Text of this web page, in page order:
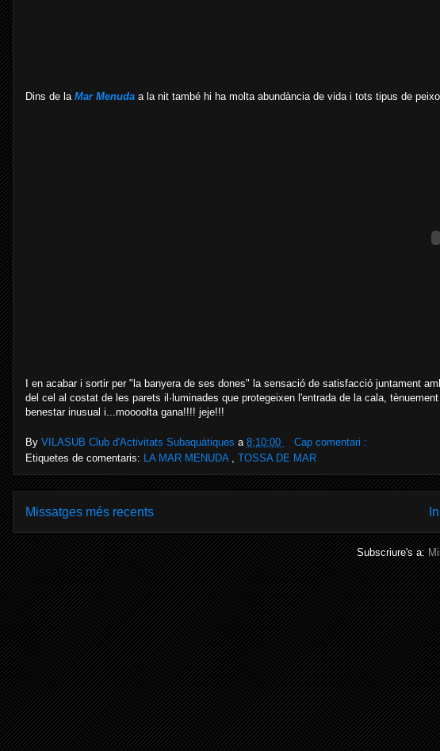
Dins de la Mar Menuda a la nit també hi ha molta abundància de vida i tots tipus de
I en acabar i sortir per "la banyera de ses dones" la sensació de satisfacció juntament
del cel al costat de les parets il·luminades que protegeixen l'entrada de la cala,
benestar inusual i...moooolta gana!!!! jeje!!!
By VILASUB Club d'Activitats Subaquàtiques a 8:10:00
Cap comentari :
Etiquetes de comentaris: LA MAR MENUDA , TOSSA DE MAR
Missatges més recents
Subscriure's a: